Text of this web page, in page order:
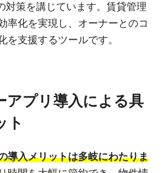
対策を講じています。賃貸管理
率化を実現し、オーナーとのコ
を支援するツールです。
アプリ導入による具
ト
導入メリットは多岐にわたりま